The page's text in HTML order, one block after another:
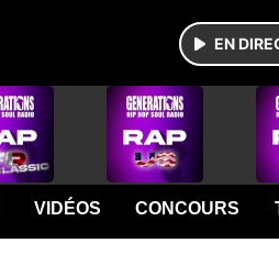
EN
VIDÉOS CONCOURS